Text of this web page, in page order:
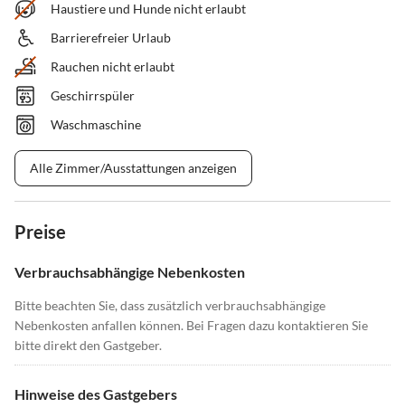
Haustiere und Hunde nicht erlaubt
Barrierefreier Urlaub
Rauchen nicht erlaubt
Geschirrspüler
Waschmaschine
Alle Zimmer/Ausstattungen anzeigen
Preise
Verbrauchsabhängige Nebenkosten
Bitte beachten Sie, dass zusätzlich verbrauchsabhängige
Nebenkosten anfallen können. Bei Fragen dazu kontaktieren Sie
bitte direkt den Gastgeber.
Hinweise des Gastgebers